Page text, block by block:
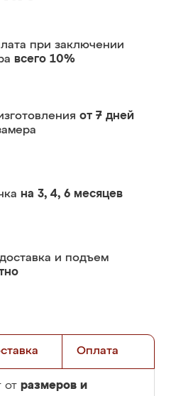
при заключении
всего 10%
от 7 дней
на 3, 4, 6 месяцев
доставка и подъем
Оплата
от размеров и